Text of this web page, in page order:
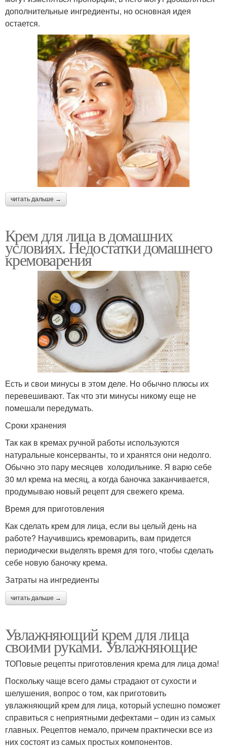
дополнительные ингредиенты, но основная идея
остается.
читать дальше →
Крем для лица в домашних
условиях. Недостатки домашнего
кремоварения
Есть и свои минусы в этом деле. Но обычно плюсы их
перевешивают. Так что эти минусы никому еще не
помешали передумать.
Сроки хранения
Так как в кремах ручной работы используются
натуральные консерванты, то и хранятся они недолго.
Обычно это пару месяцев холодильнике. Я варю себе
30 мл крема на месяц, а когда баночка заканчивается,
продумываю новый рецепт для свежего крема.
Время для приготовления
Как сделать крем для лица, если вы целый день на
работе? Научившись кремоварить, вам придется
периодически выделять время для того, чтобы сделать
себе новую баночку крема.
Затраты на ингредиенты
читать дальше →
Увлажняющий крем для лица
своими руками. Увлажняющие
ТОПовые рецепты приготовления крема для лица дома!
Поскольку чаще всего дамы страдают от сухости и
шелушения, вопрос о том, как приготовить
увлажняющий крем для лица, который успешно поможет
справиться с неприятными дефектами – один из самых
главных. Рецептов немало, причем практически все из
них состоят из самых простых компонентов.